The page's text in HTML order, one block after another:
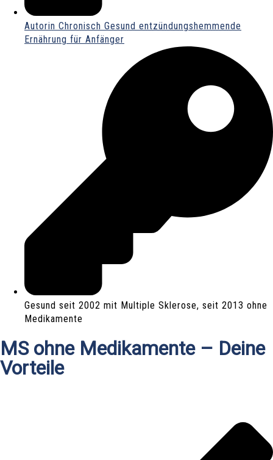
Autorin Chronisch Gesund entzündungshemmende
Ernährung für Anfänger
Gesund seit 2002 mit Multiple Sklerose, seit 2013 ohne
Medikamente
MS ohne Medikamente – Deine
Vorteile